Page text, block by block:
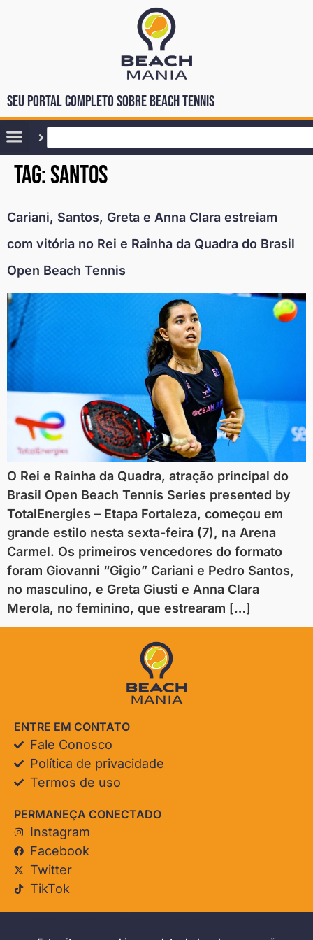
Seu portal completo sobre Beach Tennis
Tag:santos
Cariani, Santos, Greta e Anna Clara estreiam
com vitória no Rei e Rainha da Quadra do Brasil
Open Beach Tennis
O Rei e Rainha da Quadra, atração principal do
Brasil Open Beach Tennis Series presented by
TotalEnergies – Etapa Fortaleza, começou em
grande estilo nesta sexta-feira (7), na Arena
Carmel. Os primeiros vencedores do formato
foram Giovanni “Gigio” Cariani e Pedro Santos,
no masculino, e Greta Giusti e Anna Clara
Merola, no feminino, que estrearam […]
ENTRE EM CONTATO
Fale Conosco
Política de privacidade
Termos de uso
PERMANEÇA CONECTADO
Instagram
Facebook
Twitter
TikTok